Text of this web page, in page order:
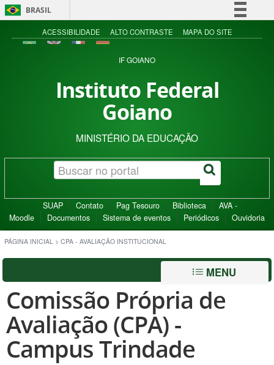
BRASIL
Simplifique!
Acesso à informação
ACESSIBILIDADE ALTO CONTRASTE MAPA DO SITE
IF GOIANO
Instituto Federal
Goiano
MINISTÉRIO DA EDUCAÇÃO
SUAP Contato Pag Tesouro Biblioteca
AVA -
Moodle
Documentos Sistema de eventos Periódicos Ouvidoria
PÁGINA INICIAL > CPA - AVALIAÇÃO INSTITUCIONAL
MENU
Comissão Própria de
Avaliação (CPA) -
Campus Trindade